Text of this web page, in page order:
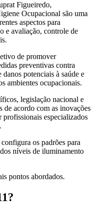
Figueiredo,
Ocupacional são uma
aspectos para
e avaliação, controle de
de promover
preventivas contra
potenciais à saúde e
ambientes ocupacionais.
legislação nacional e
de acordo com as inovações
especializados
os padrões para
níveis de iluminamento
pontos abordados.